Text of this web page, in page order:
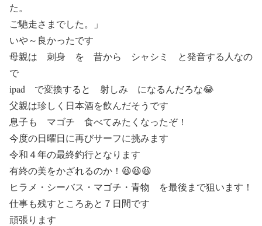
た。
ご馳走さまでした。」
いや～良かったです
母親は 刺身 を 昔から シャシミ と発音する人なの
で
ipad で変換すると 射しみ になるんだろな😂
父親は珍しく日本酒を飲んだそうです
息子も マゴチ 食べてみたくなったぞ！
今度の日曜日に再びサーフに挑みます
令和４年の最終釣行となります
有終の美をかざれるのか！😆😆😆
ヒラメ・シーバス・マゴチ・青物 を最後まで狙います！
仕事も残すところあと７日間です
頑張ります